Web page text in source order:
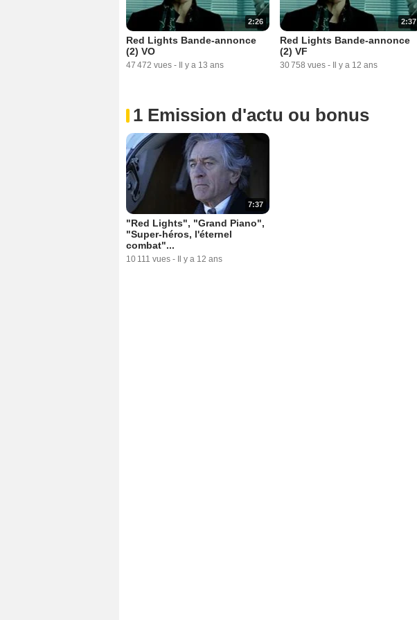
2:26
Red Lights Bande-annonce
(2) VO
47 472 vues - Il y a 13 ans
2:37
Red Lights Bande-annonce
(2) VF
30 758 vues - Il y a 12 ans
1 Emission d'actu ou bonus
7:37
"Red Lights", "Grand Piano",
"Super-héros, l'éternel
combat"...
10 111 vues - Il y a 12 ans